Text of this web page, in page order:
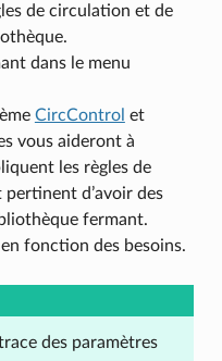
de circulation et de
dans le menu
CircControl et
vous aideront à
les règles de
d’avoir des
fermant.
fonction des besoins.
des paramètres